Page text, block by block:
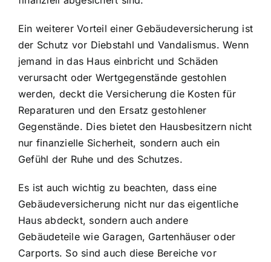
Ein weiterer Vorteil einer Gebäudeversicherung ist
der Schutz vor Diebstahl und Vandalismus. Wenn
jemand in das Haus einbricht und Schäden
verursacht oder Wertgegenstände gestohlen
werden, deckt die Versicherung die Kosten für
Reparaturen und den Ersatz gestohlener
Gegenstände. Dies bietet den Hausbesitzern nicht
nur finanzielle Sicherheit, sondern auch ein
Gefühl der Ruhe und des Schutzes.
Es ist auch wichtig zu beachten, dass eine
Gebäudeversicherung nicht nur das eigentliche
Haus abdeckt, sondern auch andere
Gebäudeteile wie Garagen, Gartenhäuser oder
Carports. So sind auch diese Bereiche vor